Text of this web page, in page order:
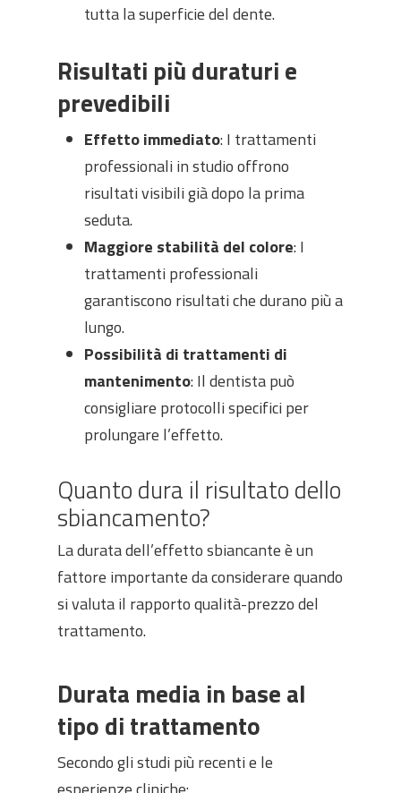
tutta la superficie del dente.
Risultati più duraturi e
prevedibili
Effetto immediato: I trattamenti
professionali in studio offrono
risultati visibili già dopo la prima
seduta.
Maggiore stabilità del colore: I
trattamenti professionali
garantiscono risultati che durano più a
lungo.
Possibilità di trattamenti di
mantenimento: Il dentista può
consigliare protocolli specifici per
prolungare l’effetto.
Quanto dura il risultato dello
sbiancamento?
La durata dell’effetto sbiancante è un
fattore importante da considerare quando
si valuta il rapporto qualità-prezzo del
trattamento.
Durata media in base al
tipo di trattamento
Secondo gli studi più recenti e le